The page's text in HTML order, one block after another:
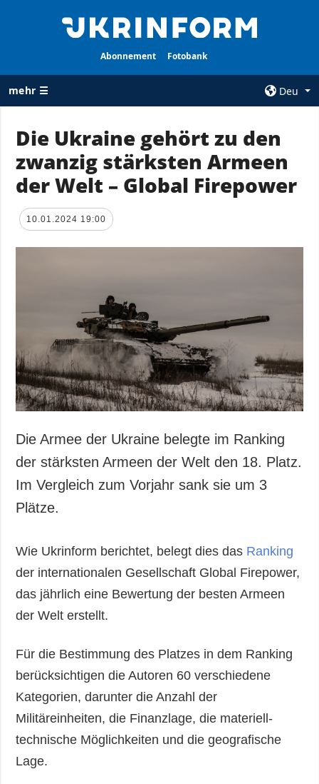
Abonnement Fotobank
mehr ☰
Deu
ALLE
RUBRIKEN
Krieg
Wiederaufbau
Gesellschaft und
Kultur
Sport
Kriminalität
Notstand und
AGENTUR
Über uns
Politik zur
ZUSÄTZLICH
Veröffentlichungen
Interview
Video
LEISTUNGEN
Abonnement
Die Ukraine gehört zu den
zwanzig stärksten Armeen
der Welt – Global Firepower
10.01.2024 19:00
Die Armee der Ukraine belegte im Ranking
der stärksten Armeen der Welt den 18. Platz.
Im Vergleich zum Vorjahr sank sie um 3
Plätze.
Wie Ukrinform berichtet, belegt dies das Ranking
der internationalen Gesellschaft Global Firepower,
das jährlich eine Bewertung der besten Armeen
der Welt erstellt.
Für die Bestimmung des Platzes in dem Ranking
berücksichtigen die Autoren 60 verschiedene
Kategorien, darunter die Anzahl der
Militäreinheiten, die Finanzlage, die materiell-
technische Möglichkeiten und die geografische
Lage.